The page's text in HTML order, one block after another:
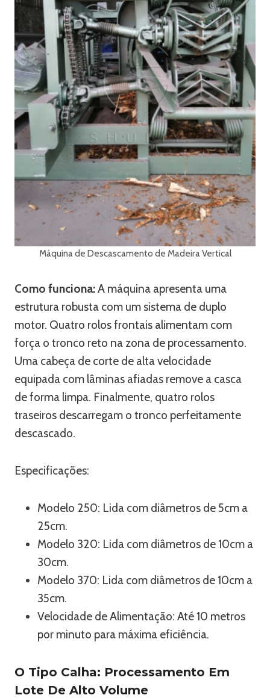
Máquina de Descascamento de Madeira Vertical
Como funciona:A máquina apresenta uma
estrutura robusta com um sistema de duplo
motor. Quatro rolos frontais alimentam com
força o tronco reto na zona de processamento.
Uma cabeça de corte de alta velocidade
equipada com lâminas afiadas remove a casca
de forma limpa. Finalmente, quatro rolos
traseiros descarregam o tronco perfeitamente
descascado.
Especificações:
Modelo 250: Lida com diâmetros de 5cm a
25cm.
Modelo 320: Lida com diâmetros de 10cm a
30cm.
Modelo 370: Lida com diâmetros de 10cm a
35cm.
Velocidade de Alimentação: Até 10 metros
por minuto para máxima eficiência.
O Tipo Calha: Processamento Em
Lote De Alto Volume